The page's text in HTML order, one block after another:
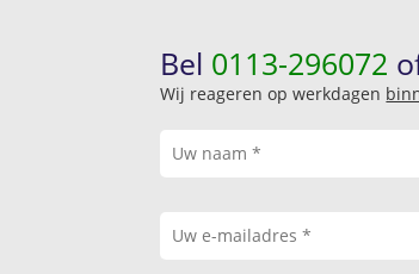
Bel 0113-296072
Wij reageren op werkdagen